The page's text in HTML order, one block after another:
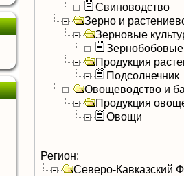
Свиноводство
Зерно и
Зерновые
Зернобобовые
Продукция
Подсолнечник
Овощеводство и
Продукция
Овощи
Регион:
Северо-Кавказский